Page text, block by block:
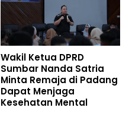
Wakil Ketua DPRD
Sumbar Nanda Satria
Minta Remaja di Padang
Dapat Menjaga
Kesehatan Mental